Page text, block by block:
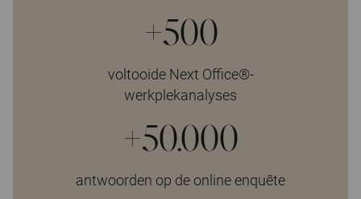
+500
voltooide Next Office®-
werkplekanalyses
+50.000
antwoorden op de online enquête